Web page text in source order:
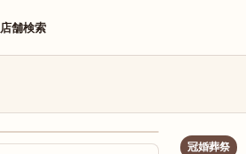
店舗検索
冠婚葬祭